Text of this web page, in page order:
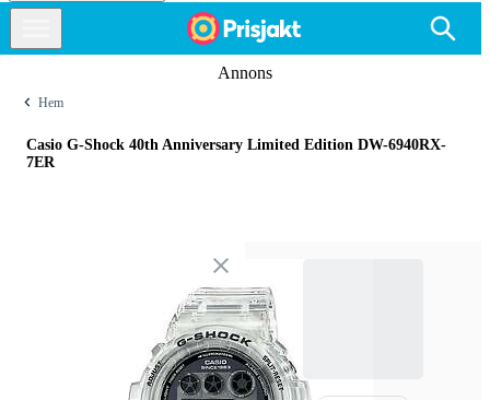
Annons
Hem
Casio G-Shock 40th Anniversary Limited Edition DW-6940RX-
7ER